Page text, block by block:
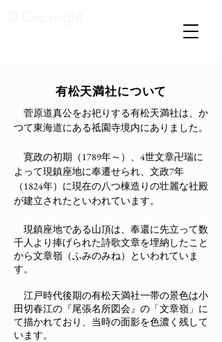
​有松天満社について
菅原道真公をお祀りする有松天満社は、か
つて東海道にある祗園寺境内にありました。
寛政の初期（1789年～）、4世文章卍瑞に
よって現鎮座地に奉遷せられ、文政7年
（1824年）に現在の八つ棟造りの壮麗な社殿
が建立されたといわれています。
現鎮座地である山頂は、奉還に先立って数
千人より捧げられた詩歌文章を埋納したこと
から文章嶺（ふみのみね）といわれていま
す。
江戸時代後期の有松天満社一帯の景色は小
田切春江の『尾張名所図会』の「文章嶺」に
て描かれており 、 当時の面影を色濃く残して
います。